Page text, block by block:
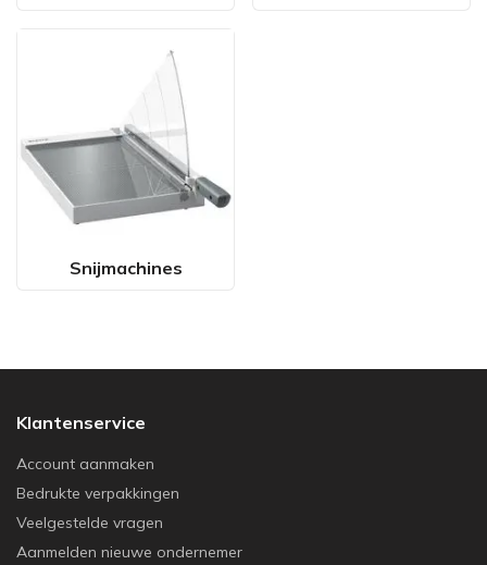
Snijmachines
Klantenservice
Account aanmaken
Bedrukte verpakkingen
Veelgestelde vragen
Aanmelden nieuwe ondernemer